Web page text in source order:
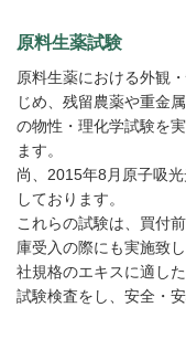
原料生薬試験
原料生薬における外観
じめ、残留農薬や重金
の物性・理化学試験を
ます。
尚、2015年8月原子吸
しております。
これらの試験は、買付
庫受入の際にも実施致
社規格のエキスに適し
試験検査をし、安全・